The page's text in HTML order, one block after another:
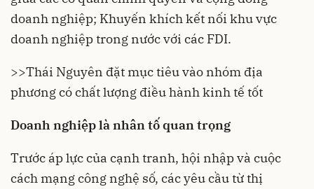
doanh nghiệp; Khuyến khích kết nối khu vực
doanh nghiệp trong nước với các FDI.
>>Thái Nguyên đặt mục tiêu vào nhóm địa
phương có chất lượng điều hành kinh tế tốt
Doanh nghiệp là nhân tố quan trọng
Trước áp lực của cạnh tranh, hội nhập và cuộc
cách mạng công nghệ số, các yêu cầu từ thị